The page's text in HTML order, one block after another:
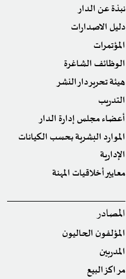
نبذة عن الدار
دليل الاصدارات
المؤتمرات
الوظائف الشاغرة
هيئة تحرير دار النشر
التدريب
أعضاء مجلس إدارة الدار
الموارد البشرية بحسب الكيانات
الإدارية
معايير أخلاقيات المهنة
المصادر
المؤلفون الحاليون
المدربين
مراكز البيع